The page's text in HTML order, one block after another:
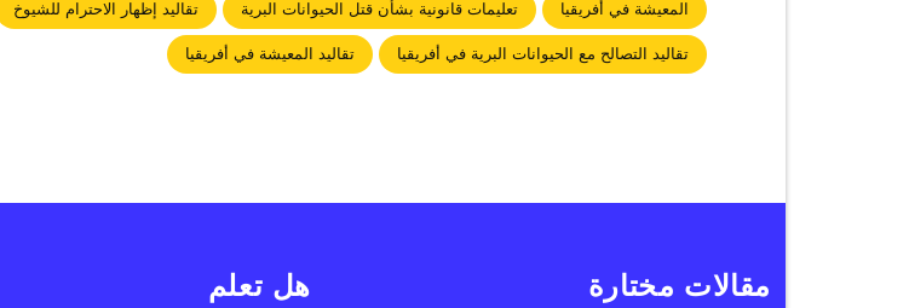
المعيشة في أفريقيا تعليمات قانونية بشأن قتل الحيوانات البرية تقاليد إظهار الاحترام للشيوخ
تقاليد التصالح مع الحيوانات البرية في أفريقيا تقاليد المعيشة في أفريقيا
مقالات مختارة هل تعلم